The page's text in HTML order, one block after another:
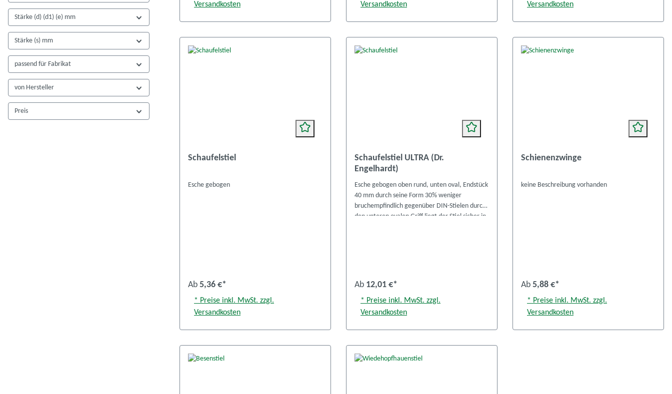
Stärke (d) (d1) (e) mm
Stärke (s) mm
passend für Fabrikat
von Hersteller
Preis
Versandkosten
Versandkosten
Versandkosten
Schaufelstiel
Esche gebogen
Ab 5,36 €*
* Preise inkl. MwSt. zzgl.
Versandkosten
Schaufelstiel ULTRA (Dr.
Engelhardt)
Esche gebogen oben rund, unten oval, Endstück
40 mm durch seine Form 30% weniger
bruchempfindlich gegenüber DIN-Stielen durch
den unteren ovalen Griff liegt der Stiel sicher in
Ab 12,01 €*
* Preise inkl. MwSt. zzgl.
Versandkosten
Schienenzwinge
keine Beschreibung vorhanden
Ab 5,88 €*
* Preise inkl. MwSt. zzgl.
Versandkosten